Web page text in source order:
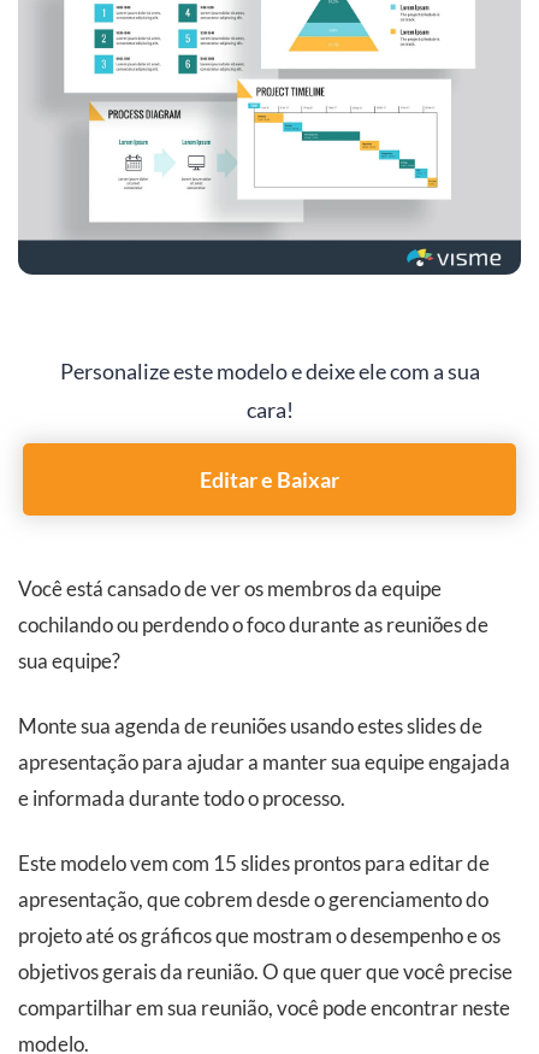
Personalize este modelo e deixe ele com a sua
cara!
Editar e Baixar
Você está cansado de ver os membros da equipe
cochilando ou perdendo o foco durante as reuniões de
sua equipe?
Monte sua agenda de reuniões usando estes slides de
apresentação para ajudar a manter sua equipe engajada
e informada durante todo o processo.
Este modelo vem com 15 slides prontos para editar de
apresentação, que cobrem desde o gerenciamento do
projeto até os gráficos que mostram o desempenho e os
objetivos gerais da reunião. O que quer que você precise
compartilhar em sua reunião, você pode encontrar neste
modelo.